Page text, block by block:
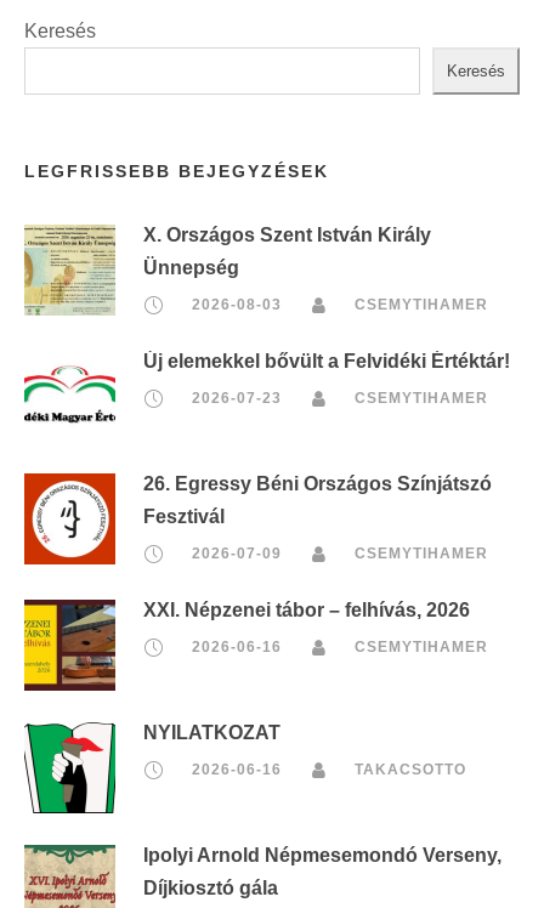
Keresés
Keresés
LEGFRISSEBB BEJEGYZÉSEK
X. Országos Szent István Király
Ünnepség
2026-08-03 CSEMYTIHAMER
Új elemekkel bővült a Felvidéki Értéktár!
2026-07-23 CSEMYTIHAMER
26. Egressy Béni Országos Színjátszó
Fesztivál
2026-07-09 CSEMYTIHAMER
XXI. Népzenei tábor – felhívás, 2026
2026-06-16 CSEMYTIHAMER
NYILATKOZAT
2026-06-16 TAKACSOTTO
Ipolyi Arnold Népmesemondó Verseny,
Díjkiosztó gála